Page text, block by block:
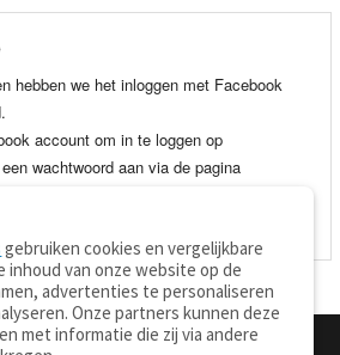
hebben we het inloggen met Facebook
account om in te loggen op
wachtwoord aan via de pagina
gebruiken cookies en vergelijkbare
inhoud van onze website op de
advertenties te personaliseren
Onze partners kunnen deze
met informatie die zij via andere